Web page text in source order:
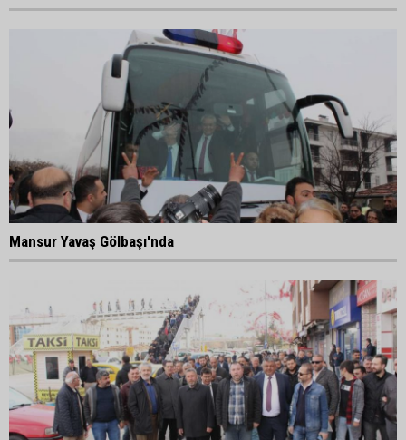
Mansur Yavaş Gölbaşı'nda